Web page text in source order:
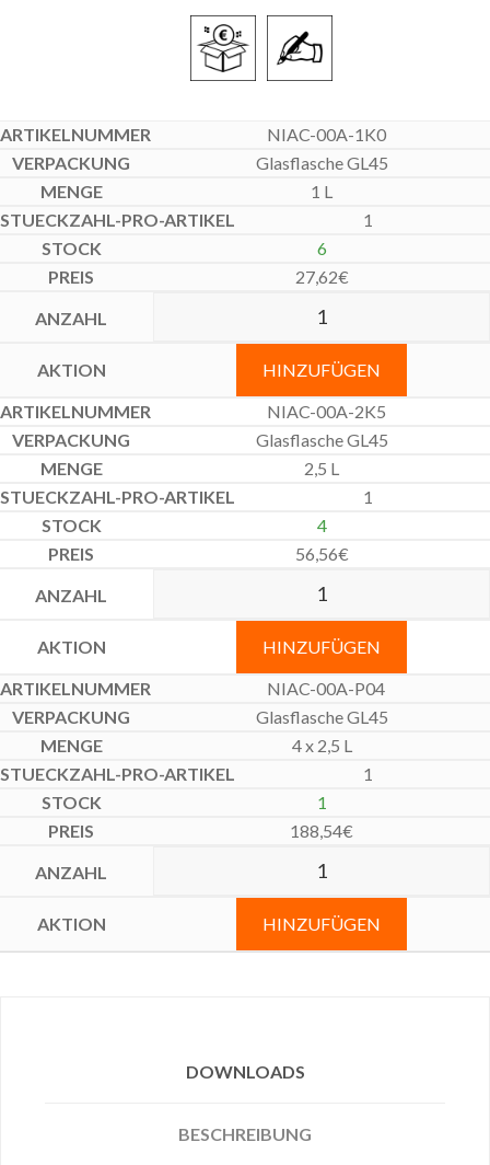
NIAC-00A-1K0
Glasflasche GL45
1 L
1
6
27,62€
HINZUFÜGEN
NIAC-00A-2K5
Glasflasche GL45
2,5 L
1
4
56,56€
HINZUFÜGEN
NIAC-00A-P04
Glasflasche GL45
4 x 2,5 L
1
1
188,54€
HINZUFÜGEN
DOWNLOADS
BESCHREIBUNG